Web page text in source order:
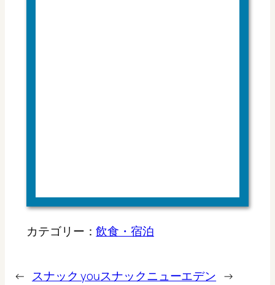
カテゴリー：飲食・宿泊
← スナック youスナックニューエデン →